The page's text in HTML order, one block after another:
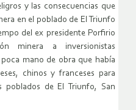
y las consecuencias que
en el poblado de El Triunfo
del ex presidente Porfirio
minera a inversionistas
mano de obra que había
chinos y franceses para
de El Triunfo, San